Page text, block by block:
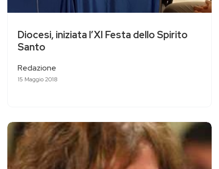
Diocesi, iniziata l’XI Festa dello Spirito
Santo
Redazione
15 Maggio 2018